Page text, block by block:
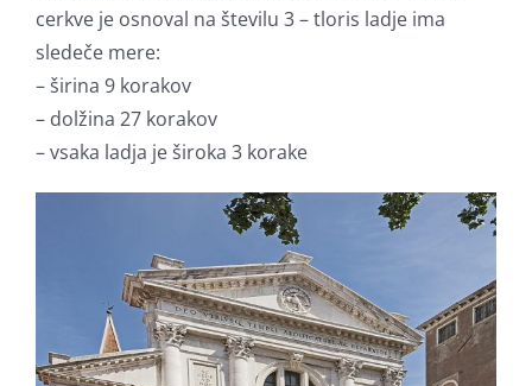
cerkve je osnoval na številu 3 – tloris ladje ima
sledeče mere:
– širina 9 korakov
– dolžina 27 korakov
– vsaka ladja je široka 3 korake